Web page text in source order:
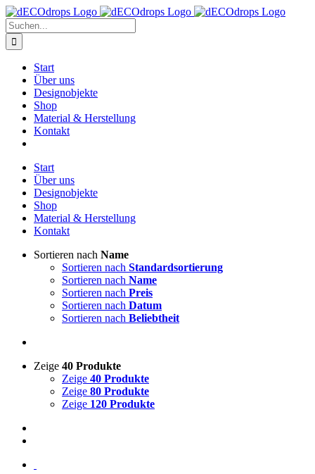
Zum
Inhalt
springen
Suche
nach:
Start
Über uns
Designobjekte
Shop
Material & Herstellung
Kontakt
Start
Über uns
Designobjekte
Shop
Material & Herstellung
Kontakt
Sortieren nach Name
Sortieren nach Standardsortierung
Sortieren nach Name
Sortieren nach Preis
Sortieren nach Datum
Sortieren nach Beliebtheit
Zeige 40 Produkte
Zeige 40 Produkte
Zeige 80 Produkte
Zeige 120 Produkte